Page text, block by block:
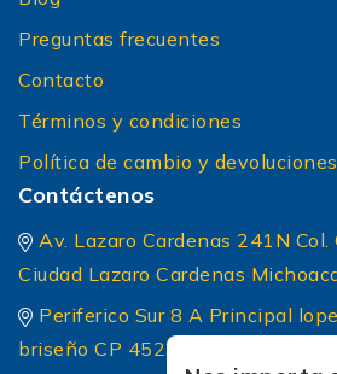
Preguntas frecuentes
Contacto
Términos y condiciones
Política de cambio y devoluciones
Contáctenos
Av. Lazaro Cardenas 241N Col.
Ciudad Lazaro Cardenas
Periferico Sur 8 A Principal
briseño CP 45236 Zapopan Jalisco